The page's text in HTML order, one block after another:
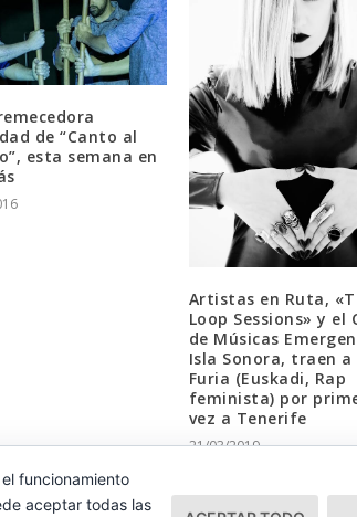
de “Canto al
esta semana en
Artistas en Ruta,
Loop Sessions» y el
de Músicas
Isla Sonora, traen a
Furia (Euskadi, Rap
feminista) por
vez a Tenerife
21/03/2019
funcionamiento
aceptar todas las